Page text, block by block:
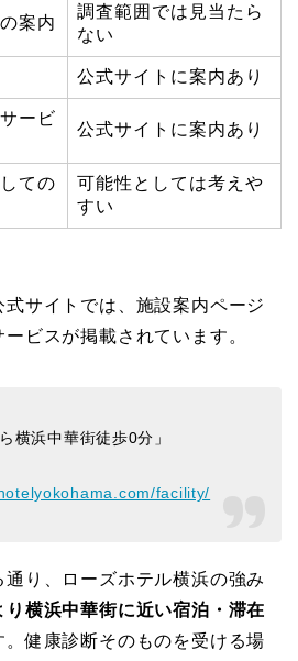
案内
調査範囲では見当たら
ない
公式サイトに案内あり
ービ
公式サイトに案内あり
ての
可能性としては考えや
すい
式サイトでは、施設案内ページ
ビスが掲載されています。
横浜中華街徒歩0分」
facility/
り、ローズホテル横浜の強み
り横浜中華街に近い宿泊・滞在
。健康診断そのものを受ける場